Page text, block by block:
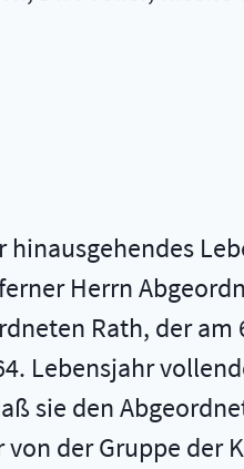
Herrn
Rath, der am
Lebensjahr
sie den
der Gruppe der